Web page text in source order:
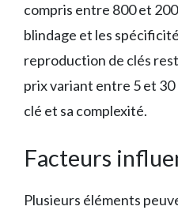
compris entre 800 et
blindage et les
reproduction de clés
prix variant entre 5 et
clé et sa complexité.
Facteurs
Plusieurs éléments